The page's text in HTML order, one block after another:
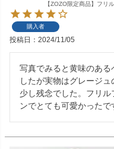
【ZOZO限定商品】フリ
購入者
投稿日 2024/11/05
写真でみると黄味のある
したが実物はグレージ
少し残念でした。フリ
ンでとても可愛かったで